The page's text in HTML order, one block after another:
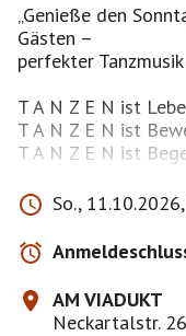
„Genieße den
Gästen –
perfekter
T A N Z E N ist
T A N Z E N ist
T A N Z E N ist
Wir bieten Tanzen
(Mixed Musik,
Freestyle u. v. m.),
unbeschwerte
Tanzen … – bei
das alles sind wir!
So.,
AM VIADUKT
Neckartalstr.